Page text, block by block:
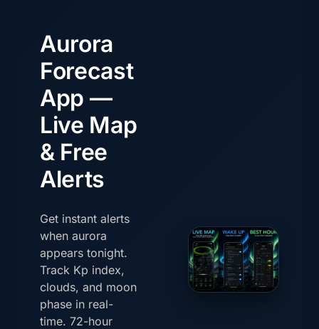
Aurora
Forecast
App —
Live Map
& Free
Alerts
Get instant alerts
when aurora
appears tonight.
Track Kp index,
clouds, and moon
phase in real-
time. 72-hour